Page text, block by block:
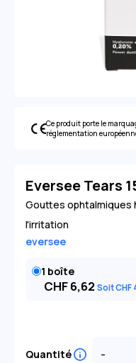
Ce produit porte le
réglementation
Eversee Tears
Gouttes ophtalmiques
l'irritation
eversee
1 boîte
CHF6,62 SoitCHF
Quantité -